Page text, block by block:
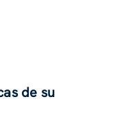
de su